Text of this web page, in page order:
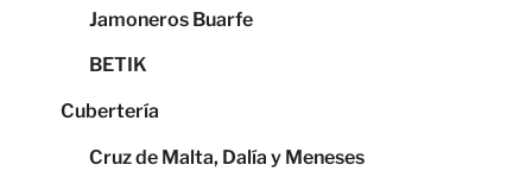
Jamoneros Buarfe
BETIK
Cubertería
Cruz de Malta, Dalía y Meneses